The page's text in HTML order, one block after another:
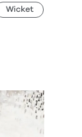
Wicket